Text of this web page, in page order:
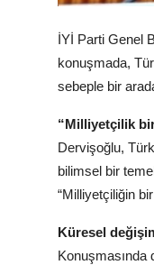
İYİ Parti Genel
konuşmada,
sebeple bir
“Milliyetçilik
Dervişoğlu,
bilimsel bir
“Milliyetçiliğin
Küresel